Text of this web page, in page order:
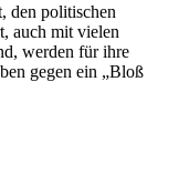
den politischen
auch mit vielen
werden für ihre
gegen ein „Bloß